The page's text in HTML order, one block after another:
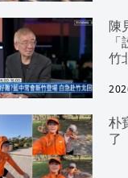
陳
竹
朴
了